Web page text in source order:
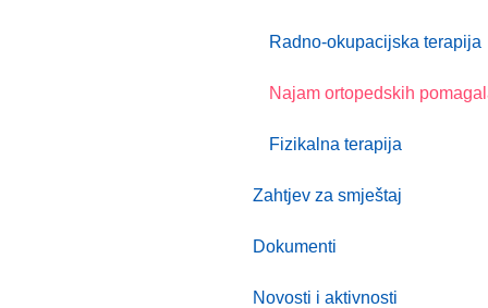
Radno-okupacijska terapija
Najam ortopedskih
Fizikalna terapija
Zahtjev za smještaj
Dokumenti
Novosti i aktivnosti